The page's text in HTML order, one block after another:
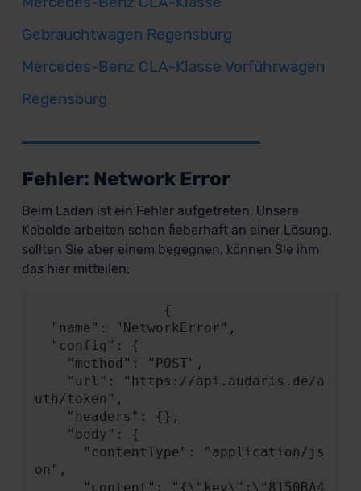
Gebrauchtwagen Regensburg
Mercedes-Benz CLA-Klasse Vorführwagen
Regensburg
Fehler: Network Error
Beim Laden ist ein Fehler aufgetreten. Unsere
Kobolde arbeiten schon fieberhaft an einer Lösung,
sollten Sie aber einem begegnen, können Sie ihm
das hier mitteilen:
uth/token",
on",